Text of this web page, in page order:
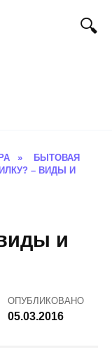
»
БЫТОВАЯ
– ВИДЫ И
и
ОПУБЛИКОВАНО
05.03.2016